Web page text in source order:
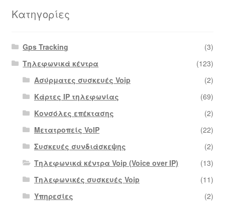
Κατηγορίες
Gps Tracking
(3)
Τηλεφωνικά κέντρα
(123)
Ασύρματες συσκευές Voip
(2)
Κάρτες IP τηλεφωνίας
(69)
Κονσόλες επέκτασης
(2)
Μετατροπείς VoIP
(22)
Συσκευές συνδιάσκεψης
(2)
Τηλεφωνικά κέντρα Voip (Voice over IP)
(13)
Τηλεφωνικές συσκευές Voip
(11)
Υπηρεσίες
(2)